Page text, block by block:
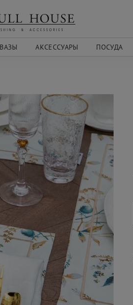
ВАЗЫ АКСЕССУАРЫ ПОСУДА